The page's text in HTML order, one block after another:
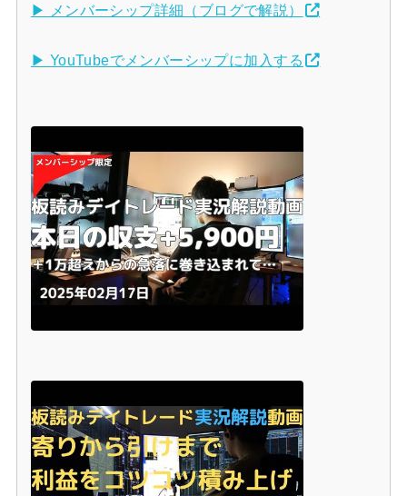
▶ メンバーシップ詳細（ブログで解説）
▶ YouTubeでメンバーシップに加入する